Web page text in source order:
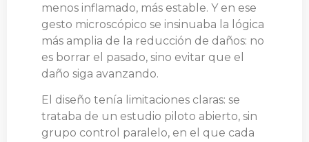
menos inflamado, más estable. Y en ese
gesto microscópico se insinuaba la lógica
más amplia de la reducción de daños: no
es borrar el pasado, sino evitar que el
daño siga avanzando.
El diseño tenía limitaciones claras: se
trataba de un estudio piloto abierto, sin
grupo control paralelo, en el que cada